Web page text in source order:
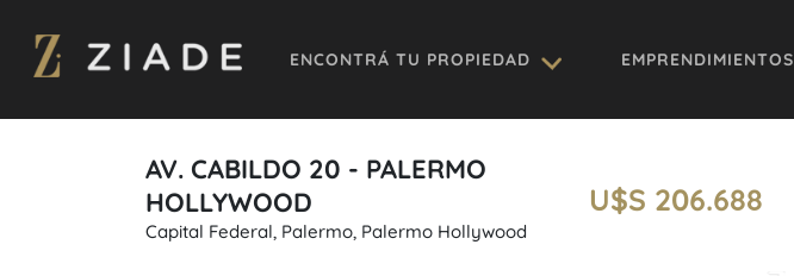
ENCONTRÁ TU PROPIEDAD EMPRENDIMIENTOS
AV. CABILDO 20 - PALERMO
HOLLYWOOD
Capital Federal, Palermo, Palermo Hollywood
U$S 206.688